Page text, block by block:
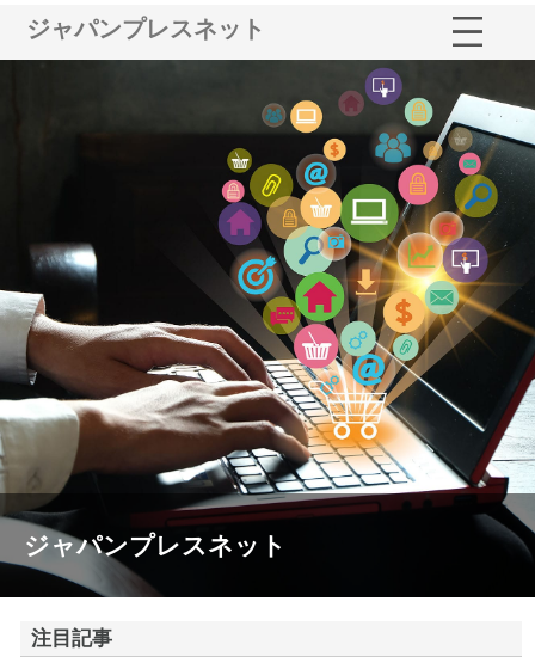
ジャパンプレスネット
ジャパンプレスネット
注目記事